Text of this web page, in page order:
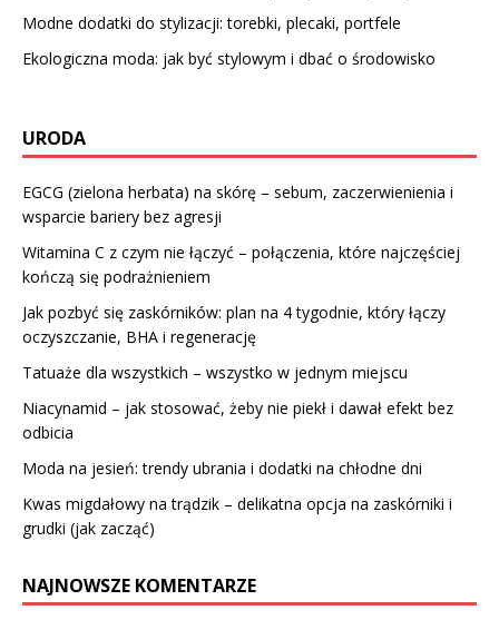
Modne dodatki do stylizacji: torebki, plecaki, portfele
Ekologiczna moda: jak być stylowym i dbać o środowisko
URODA
EGCG (zielona herbata) na skórę – sebum, zaczerwienienia i
wsparcie bariery bez agresji
Witamina C z czym nie łączyć – połączenia, które najczęściej
kończą się podrażnieniem
Jak pozbyć się zaskórników: plan na 4 tygodnie, który łączy
oczyszczanie, BHA i regenerację
Tatuaże dla wszystkich – wszystko w jednym miejscu
Niacynamid – jak stosować, żeby nie piekł i dawał efekt bez
odbicia
Moda na jesień: trendy ubrania i dodatki na chłodne dni
Kwas migdałowy na trądzik – delikatna opcja na zaskórniki i
grudki (jak zacząć)
NAJNOWSZE KOMENTARZE